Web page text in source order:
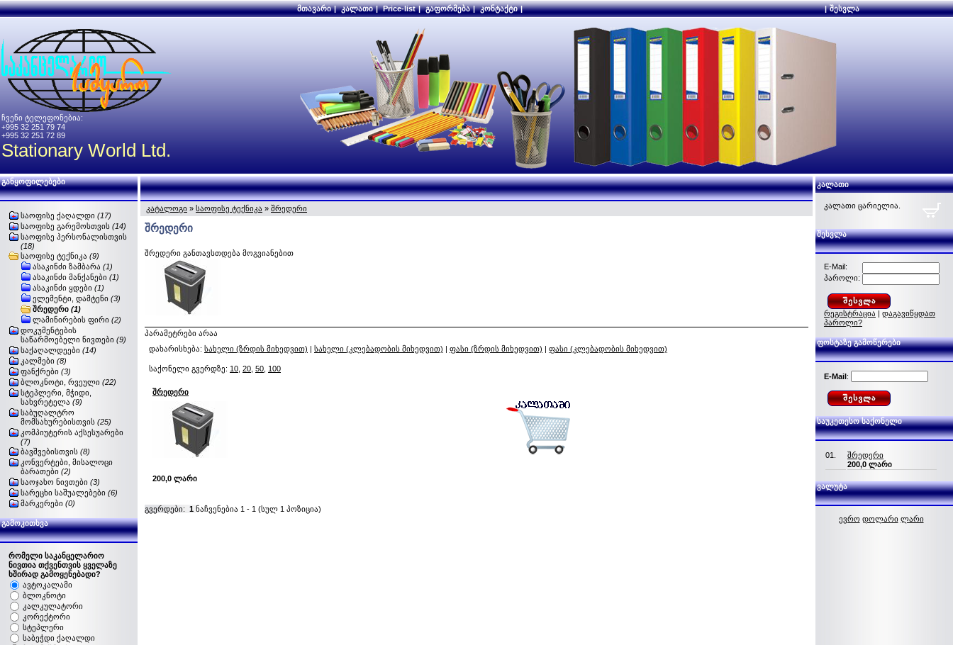
მთავარი | კალათი | Price-list | გაფორმება | კონტაქტი | | შესვლა
ჩვენი ტელეფონებია:
+995 32 251 79 74
+995 32 251 72 89
Stationary World Ltd.
განყოფილებები
საოფისე ქაღალდი (17)
საოფისე გარემოსთვის (14)
საოფისე პერსონალისთვის
(18)
საოფისე ტექნიკა (9)
ასაკინძი ზამბარა (1)
ასაკინძი მანქანები (1)
ასაკინძი ყდები (1)
ელემენტი, დამტენი (3)
შრედერი (1)
ლამინირების ფირი (2)
დოკუმენტების
საწარმოებელი ნივთები (9)
საქაღალდეები (14)
კალმები (8)
ფანქრები (3)
ბლოკნოტი, რვეული (22)
სტეპლერი, მჭიდი,
სახვრეტელა (9)
საბუღალტრო
მომსახურებისთვის (25)
კომპიუტერის აქსესუარები
(7)
ბავშვებისთვის (8)
კონვერტები, მისალოცი
ბარათები (2)
საოჯახო ნივთები (3)
სარეცხი საშუალებები (6)
მარკერები (0)
გამოკითხვა
რომელი საკანცელარიო
ნივთია თქვენთვის ყველაზე
ხშირად გამოყენებადი?
ავტოკალამი
ბლოკნოტი
კალკულატორი
კორექტორი
სტეპლერი
საბეჭდი ქაღალდი
კატალოგი » საოფისე ტექნიკა » შრედერი
შრედერი
შრედერი განთავსთდება მოგვიანებით
პარამეტრები არაა
დახარისხება: სახელი (ზრდის მიხედვით) | სახელი (კლებადობის მიხედვით) | ფასი (ზრდის მიხედვით) | ფასი (კლებადობის მიხედვით)
საქონელი გვერდზე: 10 20 50 100
შრედერი
200,0 ლარი
გვერდები: 1 ნაჩვენებია 1 - 1 (სულ 1 პოზიცია)
კალათი
კალათი ცარიელია.
შესვლა
E-Mail:
პაროლი:
რეგისტრაცია | დაგავიწყდათ
პაროლი?
ფოსტაზე გამოწერები
E-Mail:
საუკეთესო საქონელი
01.
შრედერი
200,0 ლარი
ვალუტა
ევრო დოლარი ლარი